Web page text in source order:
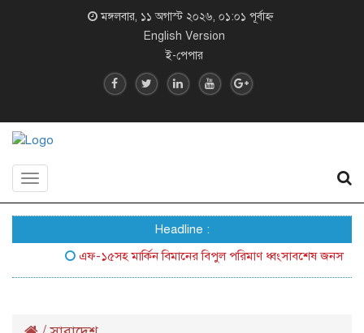
মঙ্গলবার, ১১ অগাস্ট ২০২৬, ০১:০১ পূর্বাহ্ন
English Version
ই-পেপার
Toggle
Headline :
এফ-১৫সহ মার্কিন বিমানের বিপুল পরিমাণ ধ্বংসাবশেষ জনসম্মুখে আনল